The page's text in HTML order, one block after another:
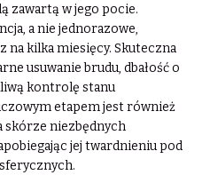
zawartą w jego pocie.
a nie jednorazowe,
na kilka miesięcy. Skuteczna
usuwanie brudu, dbałość o
kontrolę stanu
etapem jest również
skórze niezbędnych
jej twardnieniu pod